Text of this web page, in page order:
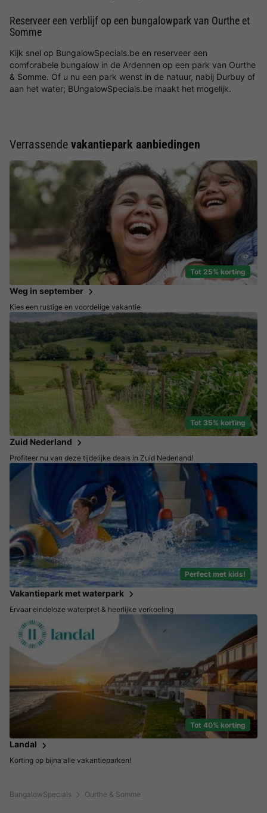
BungalowSpecials Ourthe & Somme
Reserveer een verblijf op een bungalowpark van Ourthe et
Somme
Kijk snel op BungalowSpecials.be en reserveer een
comforabele bungalow in de Ardennen op een park van Ourthe
& Somme. Of u nu een park wenst in de natuur, nabij Durbuy of
aan het water; BUngalowSpecials.be maakt het mogelijk.
Verrassende vakantiepark aanbiedingen
Tot 25% korting
Weg in september
Kies een rustige en voordelige vakantie
Tot 35% korting
Zuid Nederland
Profiteer nu van deze tijdelijke deals in Zuid Nederland!
Perfect met kids!
Vakantiepark met waterpark
Ervaar eindeloze waterpret & heerlijke verkoeling
Tot 40% korting
Landal
Korting op bijna alle vakantieparken!